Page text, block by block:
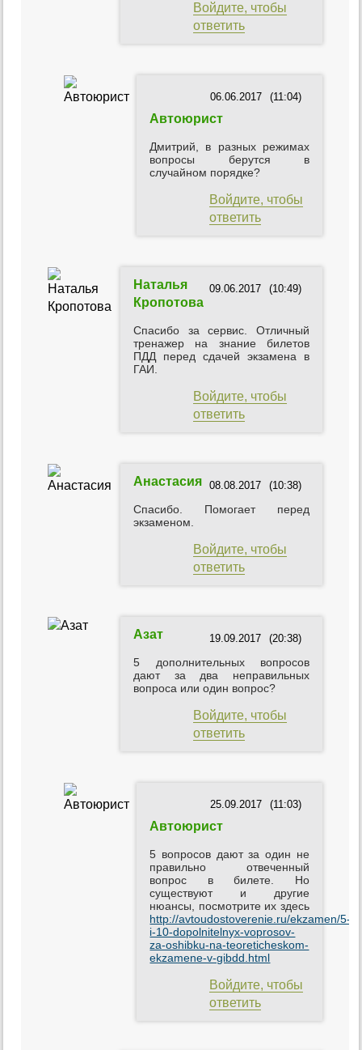
Войдите, чтобы
ответить
(11:04)
06.06.2017
Автоюрист
Дмитрий, в разных режимах
вопросы берутся в
случайном порядке?
Войдите, чтобы
ответить
(10:49)
09.06.2017
Наталья
Кропотова
Спасибо за сервис. Отличный
тренажер на знание билетов
ПДД перед сдачей экзамена в
ГАИ.
Войдите, чтобы
ответить
(10:38)
08.08.2017
Анастасия
Спасибо. Помогает перед
экзаменом.
Войдите, чтобы
ответить
(20:38)
19.09.2017
Азат
5 дополнительных вопросов
дают за два неправильных
вопроса или один вопрос?
Войдите, чтобы
ответить
(11:03)
25.09.2017
Автоюрист
5 вопросов дают за один не
правильно отвеченный
вопрос в билете. Но
существуют и другие
нюансы, посмотрите их здесь
http://avtoudostoverenie.ru/ekzamen/5-
i-10-dopolnitelnyx-voprosov-
za-oshibku-na-teoreticheskom-
ekzamene-v-gibdd.html
Войдите, чтобы
ответить